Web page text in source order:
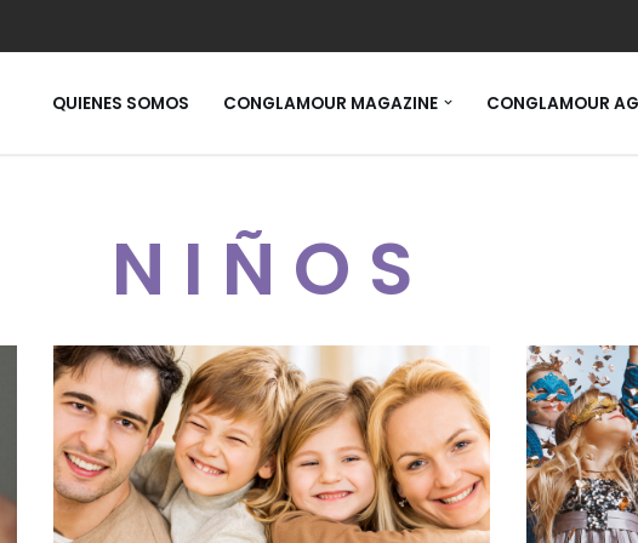
QUIENES SOMOS CONGLAMOUR MAGAZINE CONGLAMOUR
NIÑOS